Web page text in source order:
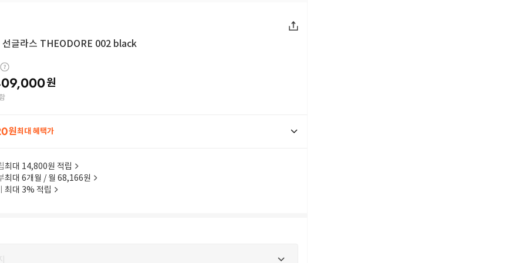
선글라스 THEODORE 002 black
원
원최대 혜택가
최대 14,800원 적립
최대 6개월 / 월 68,166원
최대 3% 적립